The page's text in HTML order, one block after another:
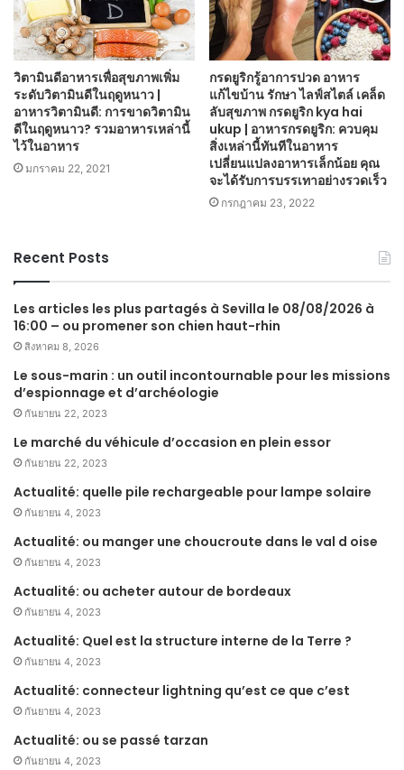
วิตามินดีอาหารเพื่อสุขภาพเพิ่ม
ระดับวิตามินดีในฤดูหนาว |
อาหารวิตามินดี: การขาดวิตามิน
ดีในฤดูหนาว? รวมอาหารเหล่านี้
ไว้ในอาหาร
มกราคม 22, 2021
กรดยูริกรู้อาการปวด อาหาร
แก้ไขบ้าน รักษา ไลฟ์สไตล์ เคล็ด
ลับสุขภาพ กรดยูริก kya hai
ukup | อาหารกรดยูริก: ควบคุม
สิ่งเหล่านี้ทันทีในอาหาร
เปลี่ยนแปลงอาหารเล็กน้อย คุณ
จะได้รับการบรรเทาอย่างรวดเร็ว
กรกฎาคม 23, 2022
Recent Posts
Les articles les plus partagés à Sevilla le 08/08/2026 à
16:00 – ou promener son chien haut-rhin
สิงหาคม 8, 2026
Le sous-marin : un outil incontournable pour les missions
d’espionnage et d’archéologie
กันยายน 22, 2023
Le marché du véhicule d’occasion en plein essor
กันยายน 22, 2023
Actualité: quelle pile rechargeable pour lampe solaire
กันยายน 4, 2023
Actualité: ou manger une choucroute dans le val d oise
กันยายน 4, 2023
Actualité: ou acheter autour de bordeaux
กันยายน 4, 2023
Actualité: Quel est la structure interne de la Terre ?
กันยายน 4, 2023
Actualité: connecteur lightning qu’est ce que c’est
กันยายน 4, 2023
Actualité: ou se passé tarzan
กันยายน 4, 2023